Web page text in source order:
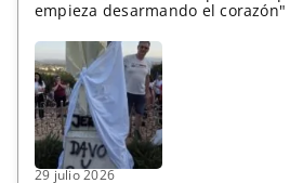
empieza desarmando el corazón"
29 julio 2026